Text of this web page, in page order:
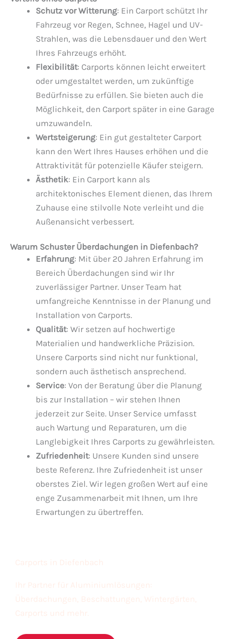
Schutz vor Witterung: Ein Carport schützt Ihr
Fahrzeug vor Regen, Schnee, Hagel und UV-
Strahlen, was die Lebensdauer und den Wert
Ihres Fahrzeugs erhöht.
Flexibilität: Carports können leicht erweitert
oder umgestaltet werden, um zukünftige
Bedürfnisse zu erfüllen. Sie bieten auch die
Möglichkeit, den Carport später in eine Garage
umzuwandeln.
Wertsteigerung: Ein gut gestalteter Carport
kann den Wert Ihres Hauses erhöhen und die
Attraktivität für potenzielle Käufer steigern.
Ästhetik: Ein Carport kann als
architektonisches Element dienen, das Ihrem
Zuhause eine stilvolle Note verleiht und die
Außenansicht verbessert.
Warum Schuster Überdachungen in Diefenbach?
Erfahrung: Mit über 20 Jahren Erfahrung im
Bereich Überdachungen sind wir Ihr
zuverlässiger Partner. Unser Team hat
umfangreiche Kenntnisse in der Planung und
Installation von Carports.
Qualität: Wir setzen auf hochwertige
Materialien und handwerkliche Präzision.
Unsere Carports sind nicht nur funktional,
sondern auch ästhetisch ansprechend.
Service: Von der Beratung über die Planung
bis zur Installation – wir stehen Ihnen
jederzeit zur Seite. Unser Service umfasst
auch Wartung und Reparaturen, um die
Langlebigkeit Ihres Carports zu gewährleisten.
Zufriedenheit: Unsere Kunden sind unsere
beste Referenz. Ihre Zufriedenheit ist unser
oberstes Ziel. Wir legen großen Wert auf eine
enge Zusammenarbeit mit Ihnen, um Ihre
Erwartungen zu übertreffen.
Carports in Diefenbach
Ihr Partner für Aluminiumlösungen:
Überdachungen, Beschattungen, Wintergärten,
Carports und mehr.